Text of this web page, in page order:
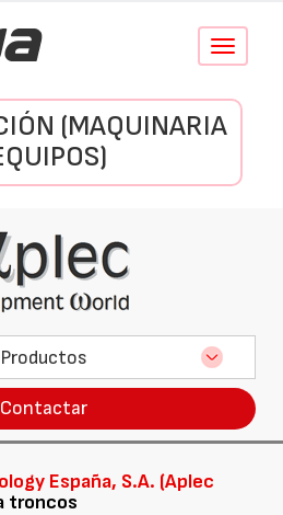
Conmutar
(MAQUINARIA
Productos
Contactar
España, S.A. (Aplec
troncos